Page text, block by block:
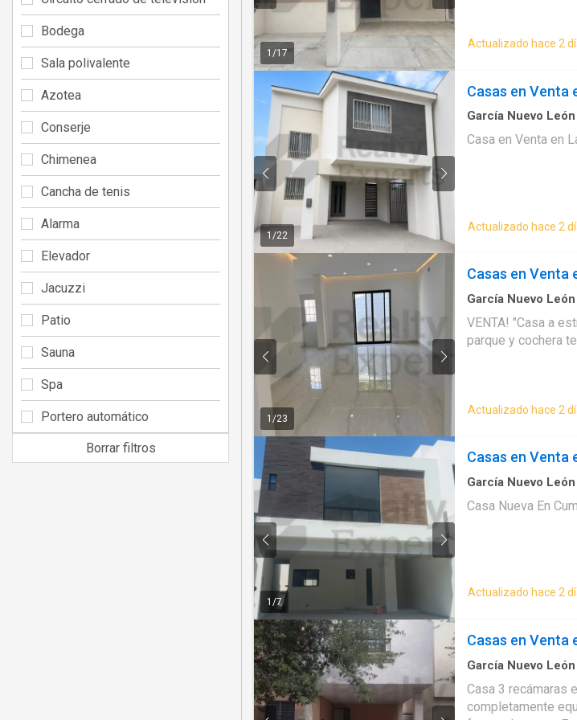
vigilancia 24/7 y
Destacados: •
niveles con vista
en Cumbres Elite
1 /17
Actualizado hace 2
1 /22
Casas en Venta
García Nuevo León
Casa en Venta en
Actualizado hace 2
1 /23
Casas en Venta
García Nuevo León
VENTA! "Casa a
parque y cochera
Actualizado hace 2
1 /7
Casas en Venta
García Nuevo León
Casa Nueva En
Actualizado hace 2
Casas en Venta
García Nuevo León
Casa 3 recámaras
completamente
Bodega
Sala polivalente
Azotea
Conserje
Chimenea
Cancha de tenis
Alarma
Elevador
Jacuzzi
Patio
Sauna
Spa
Portero automático
Borrar filtros